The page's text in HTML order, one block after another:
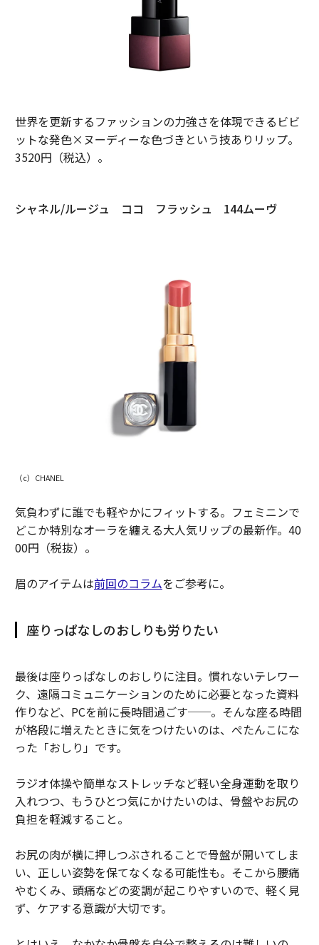
世界を更新するファッションの力強さを体現できるビビ
ットな発色×ヌーディーな色づきという技ありリップ。
3520円（税込）。
シャネル/ルージュ ココ フラッシュ 144ムーヴ
（c）CHANEL
気負わずに誰でも軽やかにフィットする。フェミニンで
どこか特別なオーラを纏える大人気リップの最新作。40
00円（税抜）。
眉のアイテムは前回のコラムをご参考に。
座りっぱなしのおしりも労りたい
最後は座りっぱなしのおしりに注目。慣れないテレワー
ク、遠隔コミュニケーションのために必要となった資料
作りなど、PCを前に長時間過ごす──。そんな座る時間
が格段に増えたときに気をつけたいのは、ぺたんこにな
った「おしり」です。
ラジオ体操や簡単なストレッチなど軽い全身運動を取り
入れつつ、もうひとつ気にかけたいのは、骨盤やお尻の
負担を軽減すること。
お尻の肉が横に押しつぶされることで骨盤が開いてしま
い、正しい姿勢を保てなくなる可能性も。そこから腰痛
やむくみ、頭痛などの変調が起こりやすいので、軽く見
ず、ケアする意識が大切です。